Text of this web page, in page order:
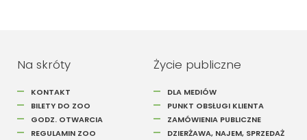
Na skróty
KONTAKT
BILETY DO ZOO
GODZ. OTWARCIA
REGULAMIN ZOO
Życie publiczne
DLA MEDIÓW
PUNKT OBSŁUGI KLIENTA
ZAMÓWIENIA PUBLICZNE
DZIERŻAWA, NAJEM, SPRZEDAŻ